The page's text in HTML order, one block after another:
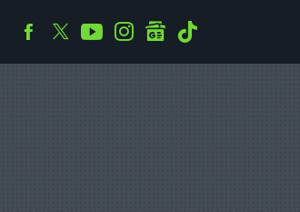
Facebook
TwitterYoutubeInstagramgooglenews